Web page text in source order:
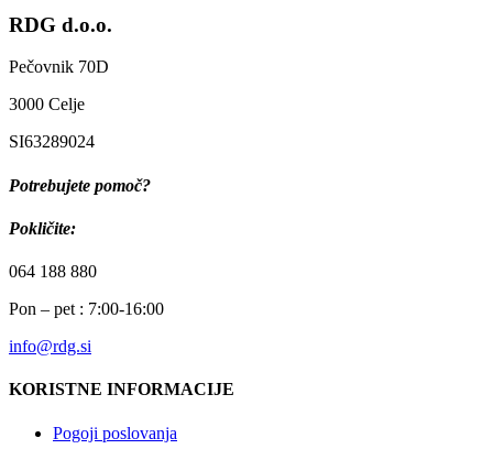
RDG d.o.o.
Pečovnik 70D
3000 Celje
SI63289024
Potrebujete pomoč?
Pokličite:
064 188 880
Pon – pet : 7:00-16:00
info@rdg.si
KORISTNE INFORMACIJE
Pogoji poslovanja